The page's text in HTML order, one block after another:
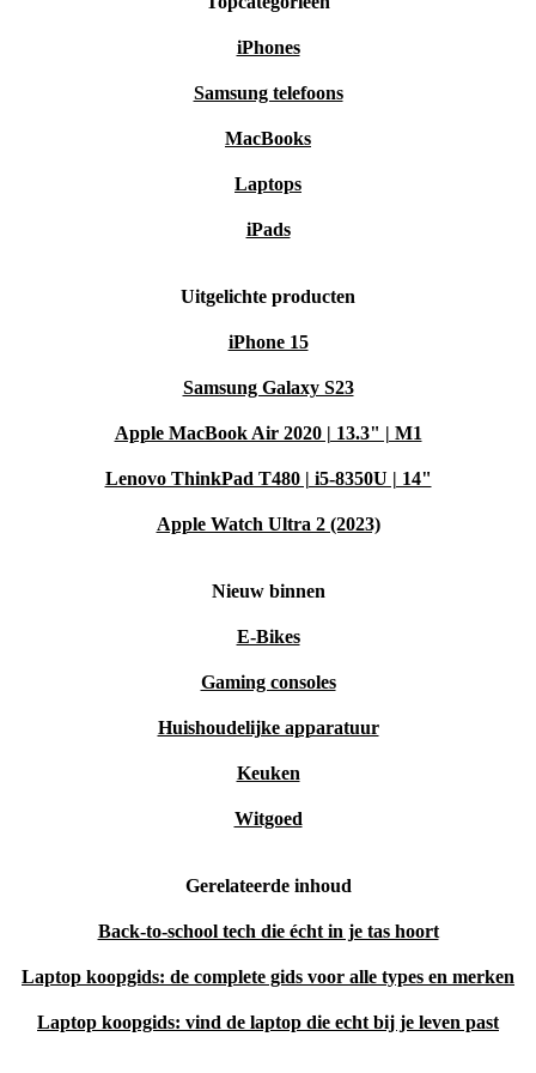
iPhones
Samsung telefoons
MacBooks
Laptops
iPads
Uitgelichte producten
iPhone 15
Samsung Galaxy S23
Apple MacBook Air 2020 | 13.3" | M1
Lenovo ThinkPad T480 | i5-8350U | 14"
Apple Watch Ultra 2 (2023)
Nieuw binnen
E-Bikes
Gaming consoles
Huishoudelijke apparatuur
Keuken
Witgoed
Gerelateerde inhoud
Back-to-school tech die écht in je tas hoort
Laptop koopgids: de complete gids voor alle types en merken
Laptop koopgids: vind de laptop die echt bij je leven past